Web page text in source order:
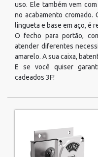
uso. Ele também vem
no acabamento cromado.
lingueta e base em aço, é
O fecho para portão,
atender diferentes
amarelo. A sua caixa,
E se você quiser
cadeados 3F!